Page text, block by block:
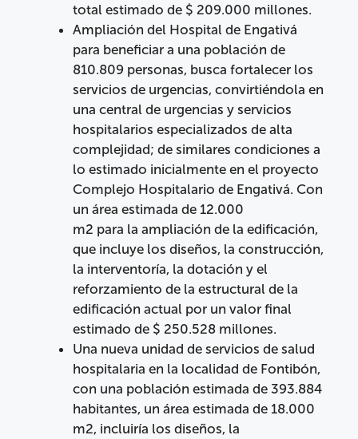
total estimado de $ 209.000 millones.
Ampliación del Hospital de Engativá
para beneficiar a una población de
810.809 personas, busca fortalecer los
servicios de urgencias, convirtiéndola en
una central de urgencias y servicios
hospitalarios especializados de alta
complejidad; de similares condiciones a
lo estimado inicialmente en el proyecto
Complejo Hospitalario de Engativá. Con
un área estimada de 12.000
m2 para la ampliación de la edificación,
que incluye los diseños, la construcción,
la interventoría, la dotación y el
reforzamiento de la estructural de la
edificación actual por un valor final
estimado de $ 250.528 millones.
Una nueva unidad de servicios de salud
hospitalaria en la localidad de Fontibón,
con una población estimada de 393.884
habitantes, un área estimada de 18.000
m2, incluiría los diseños, la